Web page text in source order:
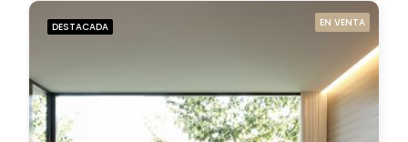
DESTACADA EN VENTA